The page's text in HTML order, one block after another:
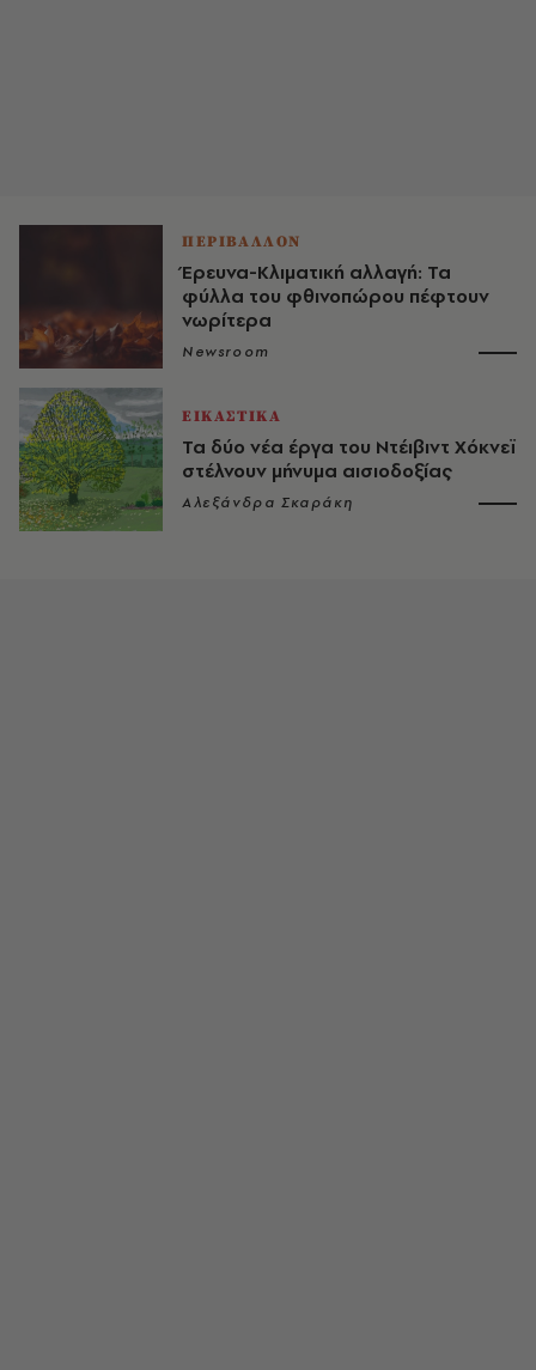
ΠΕΡΙΒΑΛΛΟΝ
Έρευνα-Κλιματική αλλαγή: Τα
φύλλα του φθινοπώρου πέφτουν
νωρίτερα
Newsroom
ΕΙΚΑΣΤΙΚΑ
Τα δύο νέα έργα του Ντέιβιντ Χόκνεϊ
στέλνουν μήνυμα αισιοδοξίας
Αλεξάνδρα Σκαράκη